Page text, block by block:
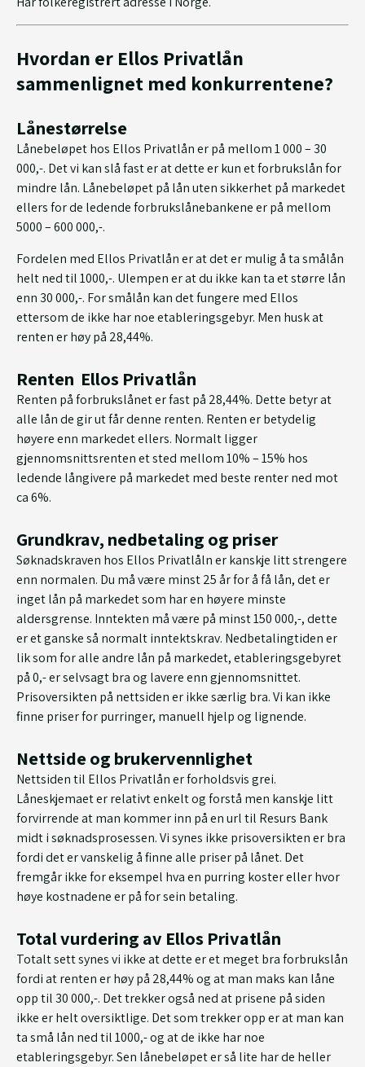
Hvordan er Ellos Privatlån
sammenlignet med konkurrentene?
Lånestørrelse
Lånebeløpet hos Ellos Privatlån er på mellom 1 000 – 30
000,-. Det vi kan slå fast er at dette er kun et forbrukslån for
mindre lån. Lånebeløpet på lån uten sikkerhet på markedet
ellers for de ledende forbrukslånebankene er på mellom
5000 – 600 000,-.
Fordelen med Ellos Privatlån er at det er mulig å ta smålån
helt ned til 1000,-. Ulempen er at du ikke kan ta et større lån
enn 30 000,-. For smålån kan det fungere med Ellos
ettersom de ikke har noe etableringsgebyr. Men husk at
renten er høy på 28,44%.
Renten Ellos Privatlån
Renten på forbrukslånet er fast på 28,44%. Dette betyr at
alle lån de gir ut får denne renten. Renten er betydelig
høyere enn markedet ellers. Normalt ligger
gjennomsnittsrenten et sted mellom 10% – 15% hos
ledende långivere på markedet med beste renter ned mot
ca 6%.
Grundkrav, nedbetaling og priser
Søknadskraven hos Ellos Privatlåln er kanskje litt strengere
enn normalen. Du må være minst 25 år for å få lån, det er
inget lån på markedet som har en høyere minste
aldersgrense. Inntekten må være på minst 150 000,-, dette
er et ganske så normalt inntektskrav. Nedbetalingtiden er
lik som for alle andre lån på markedet, etableringsgebyret
på 0,- er selvsagt bra og lavere enn gjennomsnittet.
Prisoversikten på nettsiden er ikke særlig bra. Vi kan ikke
finne priser for purringer, manuell hjelp og lignende.
Nettside og brukervennlighet
Nettsiden til Ellos Privatlån er forholdsvis grei.
Låneskjemaet er relativt enkelt og forstå men kanskje litt
forvirrende at man kommer inn på en url til Resurs Bank
midt i søknadsprosessen. Vi synes ikke prisoversikten er bra
fordi det er vanskelig å finne alle priser på lånet. Det
fremgår ikke for eksempel hva en purring koster eller hvor
høye kostnadene er på for sein betaling.
Total vurdering av Ellos Privatlån
Totalt sett synes vi ikke at dette er et meget bra forbrukslån
fordi at renten er høy på 28,44% og at man maks kan låne
opp til 30 000,-. Det trekker også ned at prisene på siden
ikke er helt oversiktlige. Det som trekker opp er at man kan
ta små lån ned til 1000,- og at de ikke har noe
etableringsgebyr. Sen lånebeløpet er så lite har de heller